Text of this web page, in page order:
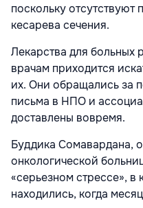
поскольку
кесарева сечения.
Лекарства для больных
врачам приходится
их. Они обращались за
письма в НПО и
доставлены вовремя.
Буддика Сомавардана,
онкологической
«серьезном стрессе», в
находились, когда